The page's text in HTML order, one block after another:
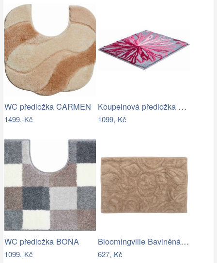
WC předložka CARMEN
1499,-Kč
Koupelnová předložka ART
1099,-Kč
WC předložka BONA
1099,-Kč
Bloomingville Bavlněná koupelnová…
627,-Kč